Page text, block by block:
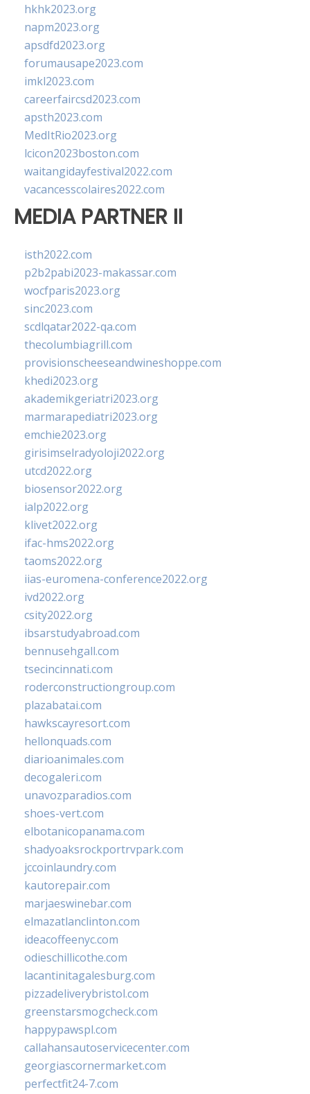
hkhk2023.org
napm2023.org
apsdfd2023.org
forumausape2023.com
imkl2023.com
careerfaircsd2023.com
apsth2023.com
MedItRio2023.org
lcicon2023boston.com
waitangidayfestival2022.com
vacancesscolaires2022.com
MEDIA PARTNER II
isth2022.com
p2b2pabi2023-makassar.com
wocfparis2023.org
sinc2023.com
scdlqatar2022-qa.com
thecolumbiagrill.com
provisionscheeseandwineshoppe.com
khedi2023.org
akademikgeriatri2023.org
marmarapediatri2023.org
emchie2023.org
girisimselradyoloji2022.org
utcd2022.org
biosensor2022.org
ialp2022.org
klivet2022.org
ifac-hms2022.org
taoms2022.org
iias-euromena-conference2022.org
ivd2022.org
csity2022.org
ibsarstudyabroad.com
bennusehgall.com
tsecincinnati.com
roderconstructiongroup.com
plazabatai.com
hawkscayresort.com
hellonquads.com
diarioanimales.com
decogaleri.com
unavozparadios.com
shoes-vert.com
elbotanicopanama.com
shadyoaksrockportrvpark.com
jccoinlaundry.com
kautorepair.com
marjaeswinebar.com
elmazatlanclinton.com
ideacoffeenyc.com
odieschillicothe.com
lacantinitagalesburg.com
pizzadeliverybristol.com
greenstarsmogcheck.com
happypawspl.com
callahansautoservicecenter.com
georgiascornermarket.com
perfectfit24-7.com